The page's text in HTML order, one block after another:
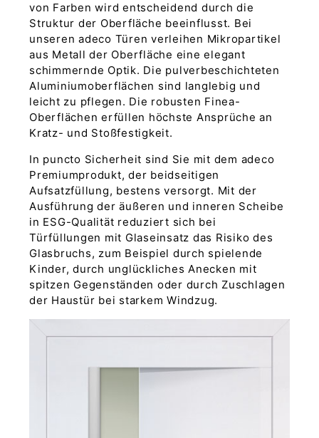
von Farben wird entscheidend durch die
Struktur der Oberfläche beeinflusst. Bei
unseren adeco Türen verleihen Mikropartikel
aus Metall der Oberfläche eine elegant
schimmernde Optik. Die pulverbeschichteten
Aluminiumoberflächen sind langlebig und
leicht zu pflegen. Die robusten Finea-
Oberflächen erfüllen höchste Ansprüche an
Kratz- und Stoßfestigkeit.
In puncto Sicherheit sind Sie mit dem adeco
Premiumprodukt, der beidseitigen
Aufsatzfüllung, bestens versorgt. Mit der
Ausführung der äußeren und inneren Scheibe
in ESG-Qualität reduziert sich bei
Türfüllungen mit Glaseinsatz das Risiko des
Glasbruchs, zum Beispiel durch spielende
Kinder, durch unglückliches Anecken mit
spitzen Gegenständen oder durch Zuschlagen
der Haustür bei starkem Windzug.